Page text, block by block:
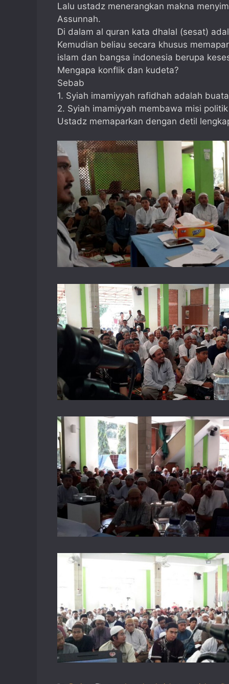
Lalu ustadz menerangkan makna
Assunnah.
Di dalam al quran kata dhalal (sesat)
Kemudian beliau secara khusus
islam dan bangsa indonesia berupa
Mengapa konflik dan kudeta?
Sebab
1. Syiah imamiyyah rafidhah adalah
2. Syiah imamiyyah membawa misi
Ustadz memaparkan dengan detil